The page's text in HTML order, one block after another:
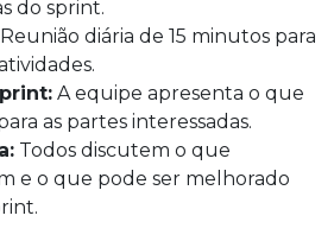
do sprint.
Reunião diária de 15 minutos para
A equipe apresenta o que
as partes interessadas.
Todos discutem o que
e o que pode ser melhorado